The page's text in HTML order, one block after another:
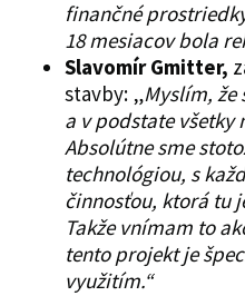
finančné
18 mesiacov bola
Slavomír Gmitter,
stavby: „Myslím, že
a v podstate všetky
Absolútne sme
technológiou, s
činnosťou, ktorá tu
Takže vnímam to
tento projekt je
využitím.“